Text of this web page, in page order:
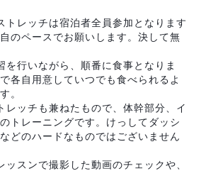
トレッチは宿泊者全員参加となります
のペースでお願いします。決して無
を行いながら、順番に食事となりま
各自用意していつでも食べられるよ
。
レッチも兼ねたもので、体幹部分、イ
トレーニングです。けっしてダッシ
どのハードなものではございません
スンで撮影した動画のチェックや、